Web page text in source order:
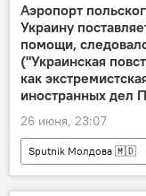
Аэропорт
Украину
помощи,
("Украинская
как
иностранных дел
26 июня, 23:07
Sputnik Молдова 🇲🇩